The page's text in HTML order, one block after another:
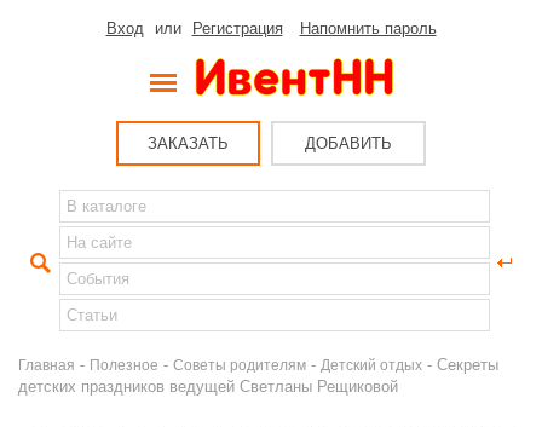
Вход или Регистрация Напомнить пароль
ЗАКАЗАТЬ ДОБАВИТЬ
Главная - Полезное - Советы родителям - Детский отдых - Секреты
детских праздников ведущей Светланы Рещиковой